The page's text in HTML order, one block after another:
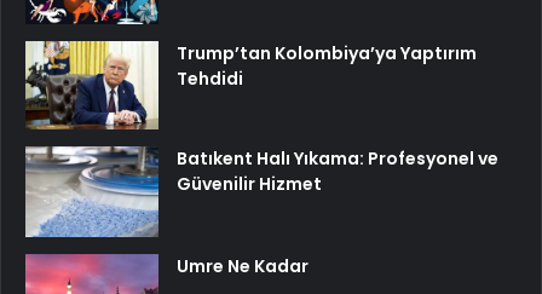
Trump’tan Kolombiya’ya Yaptırım
Tehdidi
Batıkent Halı Yıkama: Profesyonel ve
Güvenilir Hizmet
Umre Ne Kadar